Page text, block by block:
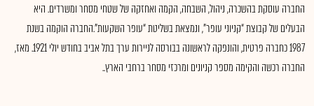
החברה עוסקת בהשכרה, ניהול, השבחה, הקמה ואחזקה של שטחי מסחר ומשרדים. היא
הבעלים של קבוצת “קניוני עופר”, ונמצאת בשליטת “עופר השקעות”.החברה הוקמה בשנת
1987 כחברה פרטית, והונפקה לראשונה בבורסה לניירות ערך בתל אביב בחודש יולי 1921. מאז,
החברה רכשה והקימה מספר קניונים ומרכזי מסחר ברחבי הארץ..